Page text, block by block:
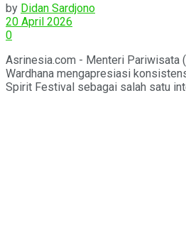
by Didan Sardjono
20 April 2026
0
Asrinesia.com - Menteri Pariwisata
Wardhana mengapresiasi
Spirit Festival sebagai salah satu